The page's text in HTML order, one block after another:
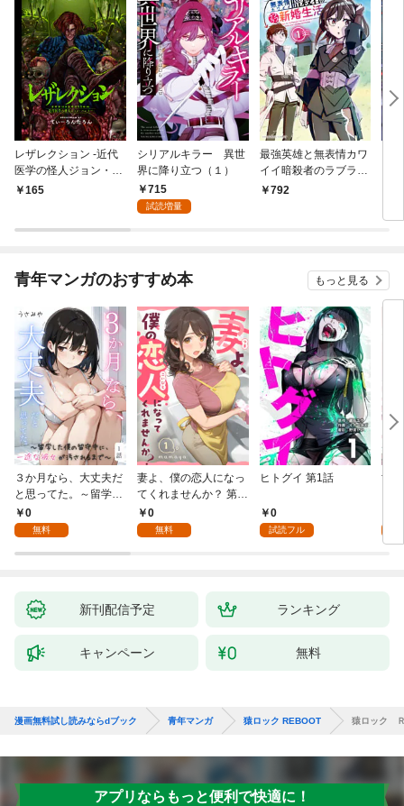
レザレクション -近代
医学の怪人ジョン・ハ
ンター- 連載版 第1話
165
シリアルキラー 異世
界に降り立つ（１）
715
試読増量
最強英雄と無表情カワ
イイ暗殺者のラブラブ
新婚生活 １巻
792
青年マンガのおすすめ本 もっと見る
３か月なら、大丈夫だ
と思ってた。～留学し
た僕の留守中に、一途
な彼女が汚されるまで
0
無料
妻よ、僕の恋人になっ
てくれませんか？ 第1
話0
無料
ヒトグイ 第1話
0
試読フル
世
新刊配信予定 ランキング
キャンペーン 無料
漫画無料試し読みならdブック 青年マンガ 猿ロック REBOOT 猿ロック
アプリならもっと便利で快適に！